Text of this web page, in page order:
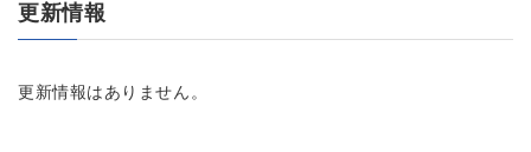
更新情報
更新情報はありません。